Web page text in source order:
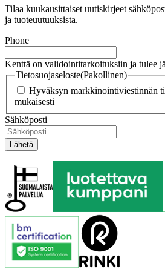
Tilaa kuukausittaiset uutiskirjeet
ja tuoteuutuuksista.
Phone
Kenttä on validointitarkoituksiin ja tulee
Tietosuojaseloste(Pakollinen)
Hyväksyn markkinointiviestinnän
mukaisesti
Sähköposti